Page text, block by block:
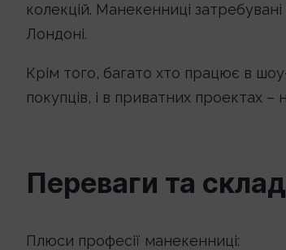
колекцій. Манекенниці
Лондоні.
Крім того, багато хто працює в
покупців, і в приватних проектах
Переваги та
Плюси професії манекенниці: